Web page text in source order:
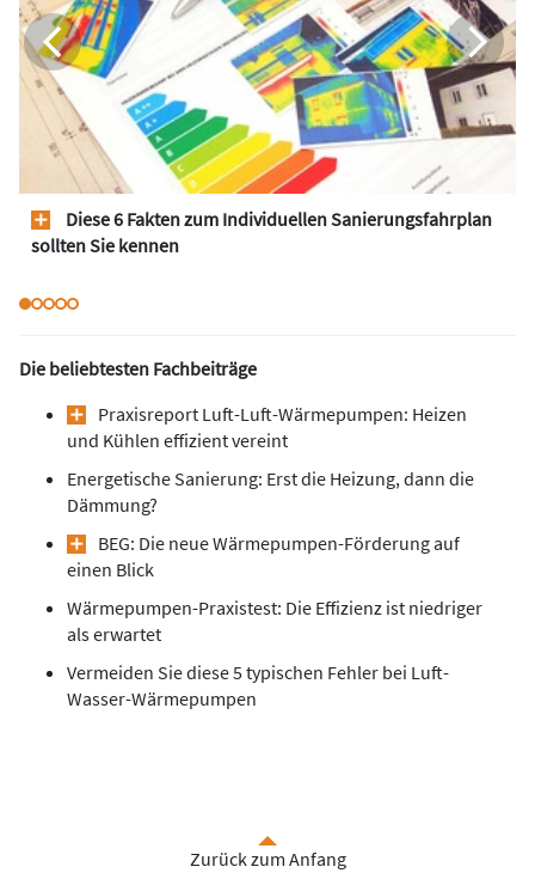
Diese 6 Fakten zum Individuellen Sanierungsfahrplan
sollten Sie kennen
Die beliebtesten Fachbeiträge
Praxisreport Luft-Luft-Wärmepumpen: Heizen
und Kühlen effizient vereint
Energetische Sanierung: Erst die Heizung, dann die
Dämmung?
BEG: Die neue Wärmepumpen-Förderung auf
einen Blick
Wärmepumpen-Praxistest: Die Effizienz ist niedriger
als erwartet
Vermeiden Sie diese 5 typischen Fehler bei Luft-
Wasser-Wärmepumpen
Zurück zum Anfang